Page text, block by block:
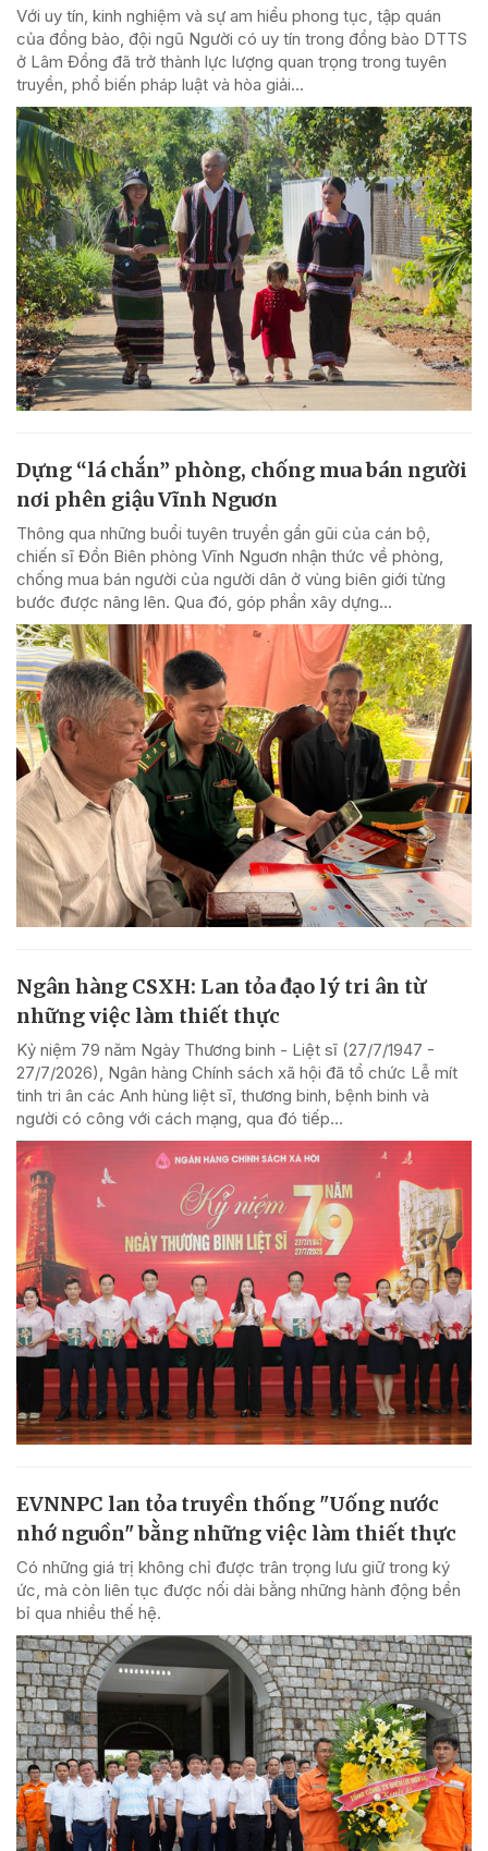
Với uy tín, kinh nghiệm và sự am hiểu phong tục, tập quán
của đồng bào, đội ngũ Người có uy tín trong đồng bào DTTS
ở Lâm Đồng đã trở thành lực lượng quan trọng trong tuyên
truyền, phổ biến pháp luật và hòa giải...
Dựng “lá chắn” phòng, chống mua bán người
nơi phên giậu Vĩnh Nguơn
Thông qua những buổi tuyên truyền gần gũi của cán bộ,
chiến sĩ Đồn Biên phòng Vĩnh Nguơn nhận thức về phòng,
chống mua bán người của người dân ở vùng biên giới từng
bước được nâng lên. Qua đó, góp phần xây dựng...
Ngân hàng CSXH: Lan tỏa đạo lý tri ân từ
những việc làm thiết thực
Kỷ niệm 79 năm Ngày Thương binh - Liệt sĩ (27/7/1947 -
27/7/2026), Ngân hàng Chính sách xã hội đã tổ chức Lễ mít
tinh tri ân các Anh hùng liệt sĩ, thương binh, bệnh binh và
người có công với cách mạng, qua đó tiếp...
EVNNPC lan tỏa truyền thống "Uống nước
nhớ nguồn" bằng những việc làm thiết thực
Có những giá trị không chỉ được trân trọng lưu giữ trong ký
ức, mà còn liên tục được nối dài bằng những hành động bền
bỉ qua nhiều thế hệ.